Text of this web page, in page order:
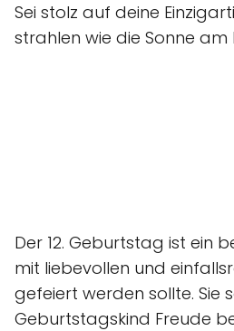
Sei stolz auf deine
strahlen wie die Sonne am
Der 12. Geburtstag ist ein
mit liebevollen und
gefeiert werden sollte. Sie
Geburtstagskind Freude